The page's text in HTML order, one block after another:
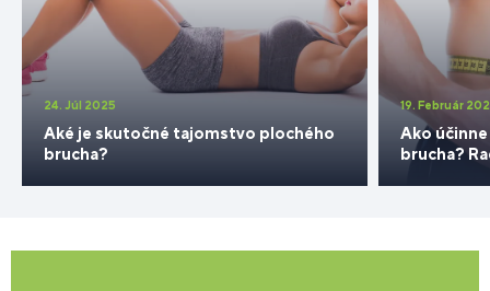
24. Júl 2025
Aké je skutočné tajomstvo plochého
brucha?
19. Február
Ako
brucha?